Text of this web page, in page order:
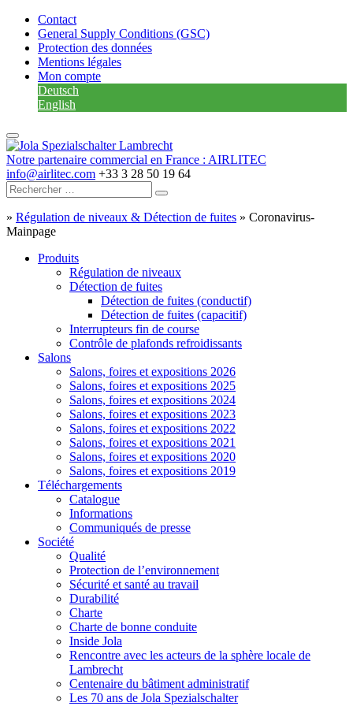
Contact
General Supply Conditions (GSC)
Protection des données
Mentions légales
Mon compte
Deutsch
English
Notre partenaire commercial en France : AIRLITEC
info@airlitec.com +33 3 28 50 19 64
» Régulation de niveaux & Détection de fuites » Coronavirus-
Mainpage
Produits
Régulation de niveaux
Détection de fuites
Détection de fuites (conductif)
Détection de fuites (capacitif)
Interrupteurs fin de course
Contrôle de plafonds refroidissants
Salons
Salons, foires et expositions 2026
Salons, foires et expositions 2025
Salons, foires et expositions 2024
Salons, foires et expositions 2023
Salons, foires et expositions 2022
Salons, foires et expositions 2021
Salons, foires et expositions 2020
Salons, foires et expositions 2019
Téléchargements
Catalogue
Informations
Communiqués de presse
Société
Qualité
Protection de l’environnement
Sécurité et santé au travail
Durabilité
Charte
Charte de bonne conduite
Inside Jola
Rencontre avec les acteurs de la sphère locale de
Lambrecht
Centenaire du bâtiment administratif
Les 70 ans de Jola Spezialschalter